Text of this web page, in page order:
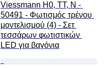
Viessmann H0, TT, N -
50491 - Φωτισμός τρένου
μοντελισμού (4) - Σετ
τεσσάρων φωτιστικών
LED για βαγόνια